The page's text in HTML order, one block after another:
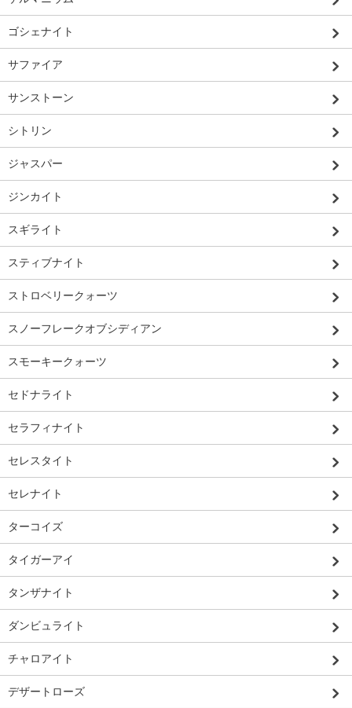
ゴシェナイト
サファイア
サンストーン
シトリン
ジャスパー
ジンカイト
スギライト
スティブナイト
ストロベリークォーツ
スノーフレークオブシディアン
スモーキークォーツ
セドナライト
セラフィナイト
セレスタイト
セレナイト
ターコイズ
タイガーアイ
タンザナイト
ダンビュライト
チャロアイト
デザートローズ